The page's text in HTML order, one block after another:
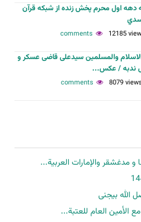
دهه اول محرم پخش زنده از شبکه قرآن
12185
والمسلمین سیدعلی قاضی عسکر و
ندبه / عکس...
8079 views
مدغشقر والإمارات العربية...
الأمين العام للعتبة...